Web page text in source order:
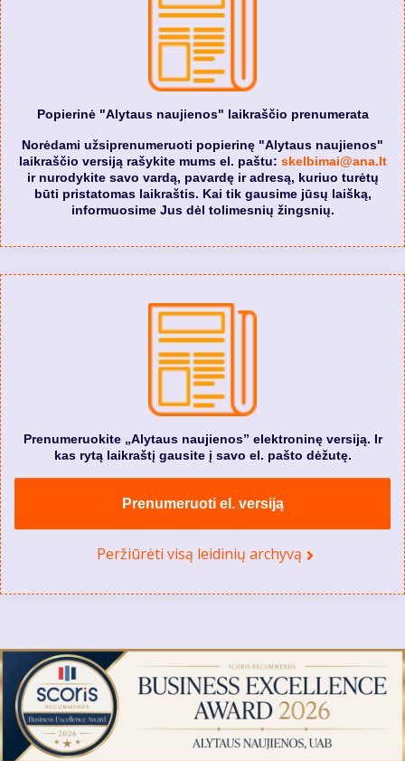
Popierinė "Alytaus naujienos" laikraščio prenumerata
Norėdami užsiprenumeruoti popierinę "Alytaus naujienos"
laikraščio versiją rašykite mums el. paštu: skelbimai@ana.lt
ir nurodykite savo vardą, pavardę ir adresą, kuriuo turėtų
būti pristatomas laikraštis. Kai tik gausime jūsų laišką,
informuosime Jus dėl tolimesnių žingsnių.
Prenumeruokite „Alytaus naujienos” elektroninę versiją. Ir
kas rytą laikraštį gausite į savo el. pašto dėžutę.
Prenumeruoti el. versiją
Peržiūrėti visą leidinių archyvą